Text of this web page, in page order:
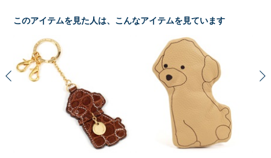
このアイテムを見た人は、こんなアイテムを見ています